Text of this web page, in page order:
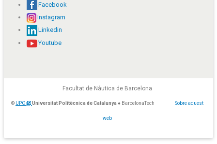
Facebook
Instagram
Linkedin
Youtube
Facultat de Nàutica de Barcelona
© UPC Universitat Politècnica de Catalunya ● BarcelonaTech Sobre aquest
web